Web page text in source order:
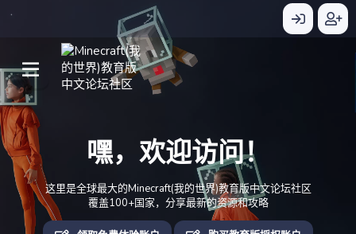
嘿，欢迎访问！
这里是全球最大的Minecraft(我的世界)教育版中文论坛社区
覆盖100+国家，分享最新的资源和攻略